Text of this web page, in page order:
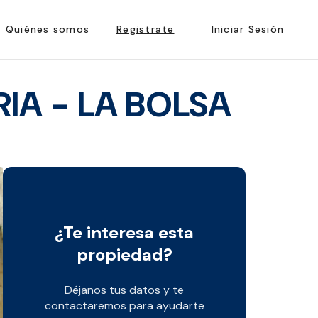
Quiénes somos Registrate Iniciar Sesión
- LA BOLSA
¿Te interesa esta
propiedad?
Déjanos tus datos y te
contactaremos para ayudarte